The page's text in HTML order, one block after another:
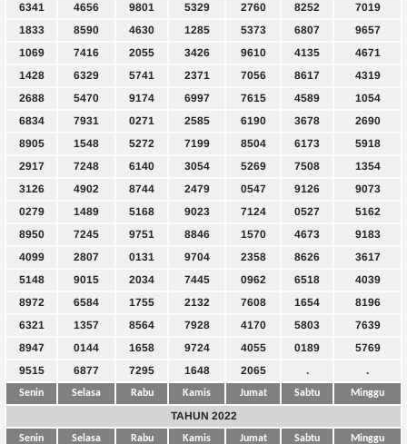
6341
4656 9801 5329 2760 8252
7019
1833
8590 4630 1285 5373 6807
9657
1069
7416 2055 3426 9610 4135
4671
1428
6329 5741 2371 7056 8617
4319
2688
5470 9174 6997 7615 4589
1054
6834
7931 0271 2585 6190 3678
2690
8905
1548 5272 7199 8504 6173
5918
2917
7248 6140 3054 5269 7508
1354
3126
4902 8744 2479 0547 9126
9073
0279
1489 5168 9023 7124 0527
5162
8950
7245 9751 8846 1570 4673
9183
4099
2807 0131 9704 2358 8626
3617
5148
9015 2034 7445 0962 6518
4039
8972
6584 1755 2132 7608 1654
8196
6321
1357 8564 7928 4170 5803
7639
8947
0144 1658 9724 4055 0189
5769
9515
6877 7295 1648 2065 . .
Senin Selasa Rabu Kamis Jumat Sabtu Minggu
TAHUN 2022
Senin Selasa Rabu Kamis Jumat Sabtu Minggu